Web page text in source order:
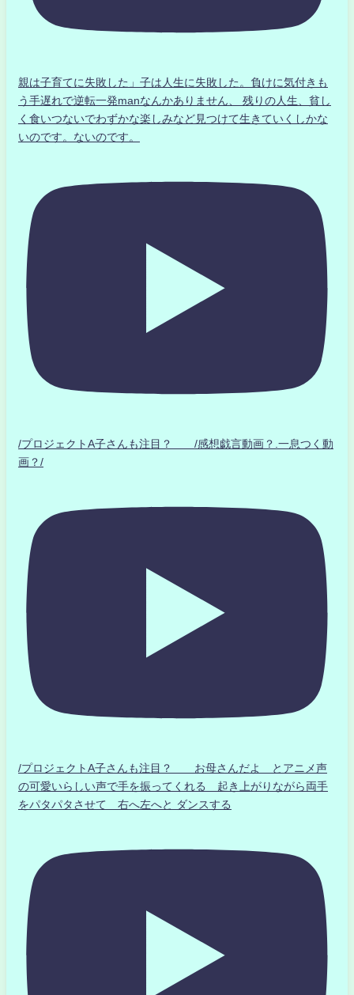
親は子育てに失敗した」子は人生に失敗した。負けに気付きも
う手遅れで逆転一発manなんかありません、 残りの人生、貧し
く食いつないでわずかな楽しみなど見つけて生きていくしかな
いのです。ないのです。
/プロジェクトA子さんも注目？ /感想戯言動画？.一息つく動
画？/
/プロジェクトA子さんも注目？ お母さんだよ とアニメ声
の可愛いらしい声で手を振ってくれる 起き上がりながら両手
をパタパタさせて 右へ左へと ダンスする